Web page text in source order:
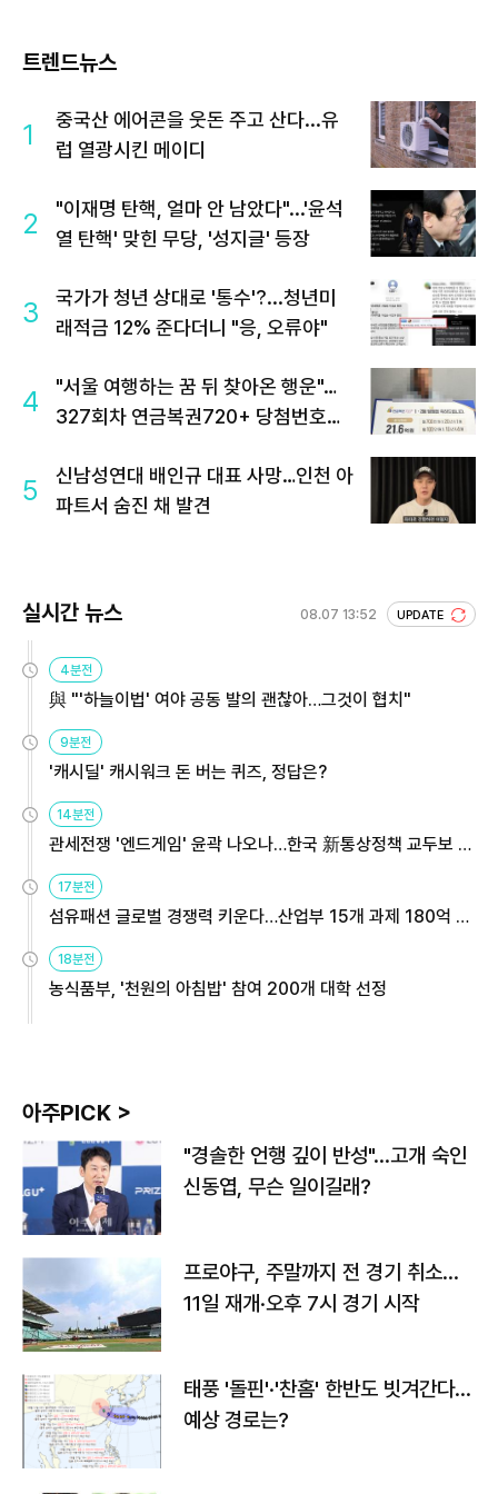
트렌드뉴스
1
중국산 에어콘을 웃돈 주고 산다...유
럽 열광시킨 메이디
2
"이재명 탄핵, 얼마 안 남았다"...'윤석
열 탄핵' 맞힌 무당, '성지글' 등장
3
국가가 청년 상대로 '통수'?...청년미
래적금 12% 준다더니 "응, 오류야"
4
"서울 여행하는 꿈 뒤 찾아온 행운"…
327회차 연금복권720+ 당첨번호조
5
신남성연대 배인규 대표 사망…인천 아
파트서 숨진 채 발견
실시간 뉴스 08.07 13:52 UPDATE
4분전
與 "'하늘이법' 여야 공동 발의 괜찮아…그것이 협치"
9분전
'캐시딜' 캐시워크 돈 버는 퀴즈, 정답은?
14분전
관세전쟁 '엔드게임' 윤곽 나오나…한국 新통상정책 교두보 활
용해야
17분전
섬유패션 글로벌 경쟁력 키운다…산업부 15개 과제 180억 지
원
18분전
농식품부, '천원의 아침밥' 참여 200개 대학 선정
아주PICK >
"경솔한 언행 깊이 반성"…고개 숙인
신동엽, 무슨 일이길래?
프로야구, 주말까지 전 경기 취소…
11일 재개·오후 7시 경기 시작
태풍 '돌핀'·'찬홈' 한반도 빗겨간다…
예상 경로는?